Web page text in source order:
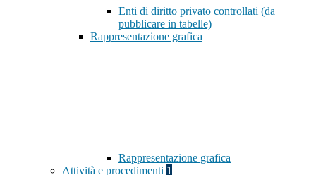
Enti di diritto privato controllati (da
pubblicare in tabelle)
Rappresentazione grafica
Rappresentazione grafica
Attività e procedimenti 1